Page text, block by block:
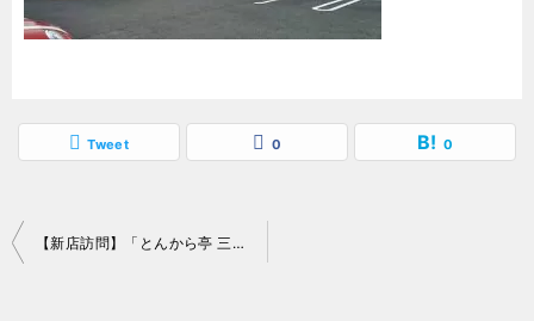
Tweet 0 0
投
【新店訪問】「とんから亭 三郷彦成店」さん